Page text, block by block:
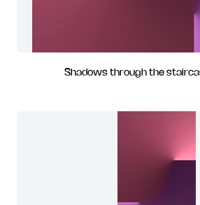
Shadows through the